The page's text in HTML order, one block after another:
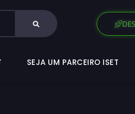
SEJA UM PARCEIRO ISET
SEJA UM PARCEIRO ISET